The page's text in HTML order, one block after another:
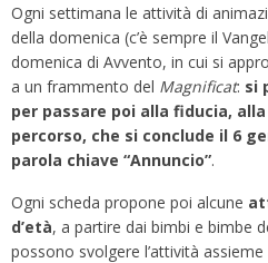
Ogni settimana le attività di
della domenica (c’è sempre il
domenica di Avvento, in cui si
a un frammento del Magnificat: si
per passare poi alla fiducia,
percorso, che si conclude il 6
parola chiave “Annuncio”.
Ogni scheda propone poi alcune
d’età, a partire dai bimbi e bimbe
possono svolgere l’attività